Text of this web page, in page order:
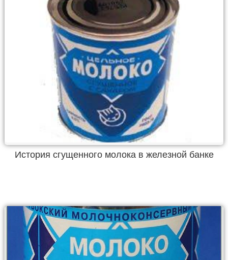
История сгущенного молока в железной банке